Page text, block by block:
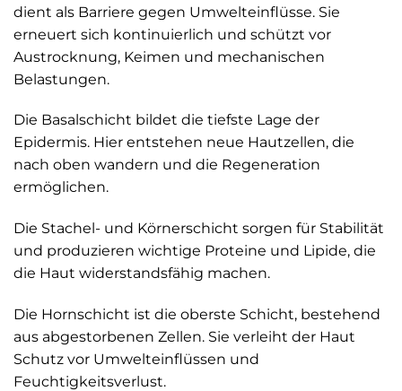
dient als Barriere gegen Umwelteinflüsse. Sie
erneuert sich kontinuierlich und schützt vor
Austrocknung, Keimen und mechanischen
Belastungen.
Die Basalschicht bildet die tiefste Lage der
Epidermis. Hier entstehen neue Hautzellen, die
nach oben wandern und die Regeneration
ermöglichen.
Die Stachel- und Körnerschicht sorgen für Stabilität
und produzieren wichtige Proteine und Lipide, die
die Haut widerstandsfähig machen.
Die Hornschicht ist die oberste Schicht, bestehend
aus abgestorbenen Zellen. Sie verleiht der Haut
Schutz vor Umwelteinflüssen und
Feuchtigkeitsverlust.